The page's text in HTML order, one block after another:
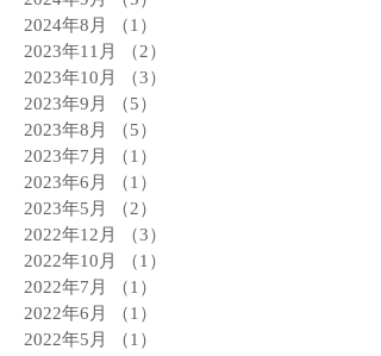
2024年8月
（1）
2023年11月
（2）
2023年10月
（3）
2023年9月
（5）
2023年8月
（5）
2023年7月
（1）
2023年6月
（1）
2023年5月
（2）
2022年12月
（3）
2022年10月
（1）
2022年7月
（1）
2022年6月
（1）
2022年5月
（1）